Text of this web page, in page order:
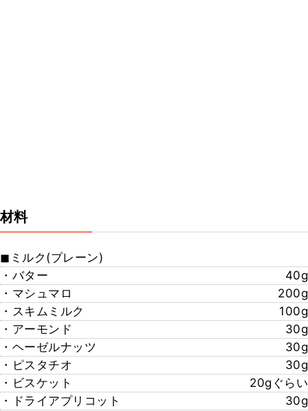
材料
◼︎ミルク(プレーン)
・バター
40g
・マシュマロ
200g
・スキムミルク
100g
・アーモンド
30g
・ヘーゼルナッツ
30g
・ピスタチオ
30g
・ビスケット
20gぐらい
・ドライアプリコット
30g